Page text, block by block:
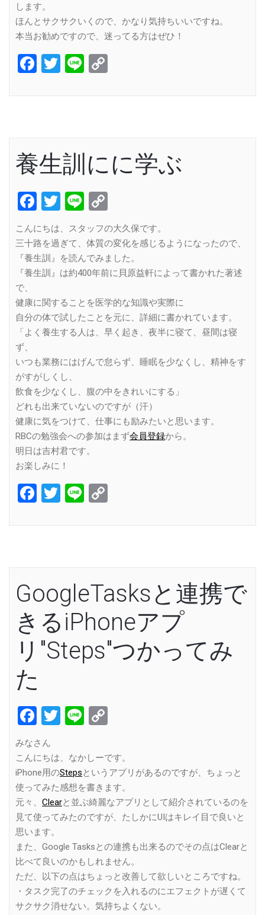
します。
ほんとサクサクいくので、かなり気持ちいいですね。
本当お勧めですので、迷ってる方はぜひ！
Facebook
Twitter
Line
養生訓にに学ぶ
Facebook
Twitter
Line
Link
こんにちは、スタッフの大久保です。
三十路を過ぎて、体質の変化を感じるようになったので、
『養生訓』を読んでみました。
『養生訓』は約400年前に貝原益軒によって書かれた著述
で、
健康に関することを医学的な知識や実際に
自分の体で試したことを元に、詳細に書かれています。
「よく養生する人は、早く起き、夜半に寝て、昼間は寝
ず、
いつも業務にはげんで怠らず、睡眠を少なくし、精神をす
がすがしくし、
飲食を少なくし、腹の中をきれいにする」
どれも出来ていないのですが（汗）
健康に気をつけて、仕事にも励みたいと思います。
RBCの勉強会への参加はまず会員登録から。
明日は吉村君です。
お楽しみに！
Facebook
Twitter
Line
GoogleTasksと連携で
きるiPhoneアプ
リ"Steps"つかってみ
た
Facebook
Twitter
Line
みなさん
こんにちは、なかしーです。
iPhone用のStepsというアプリがあるのですが、ちょっと
使ってみた感想を書きます。
元々、 Clearと並ぶ綺麗なアプリとして紹介されているのを
見て使ってみたのですが、たしかにUIはキレイ目で良いと
思います。
また、Google Tasksとの連携も出来るのでその点はClearと
比べて良いのかもしれません。
ただ、以下の点はちょっと改善して欲しいところですね。
・タスク完了のチェックを入れるのにエフェクトが遅くて
サクサク消せない。気持ちよくない。